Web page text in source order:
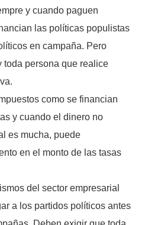
y cuando paguen
las políticas populistas
en campaña. Pero
toda persona que realice
como se financian
y cuando el dinero no
es mucha, puede
en el monto de las tasas
del sector empresarial
a los partidos políticos antes